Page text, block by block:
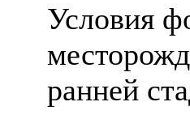
Условия
ранней